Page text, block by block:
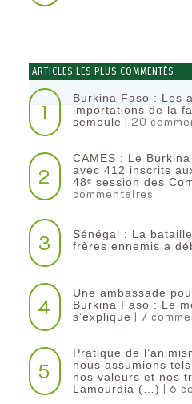
ARTICLES LES PLUS COMMENTÉS
1
Burkina Faso : Les
importations de la
semoule | 20
2
CAMES : Le
avec 412 inscrits
48ᵉ session des
commentaires
3
Sénégal : La
frères ennemis a
4
Une ambassade
Burkina Faso : Le
s’explique | 7
5
Pratique de
nous assumions
nos valeurs et nos
Lamourdia (…) | 6